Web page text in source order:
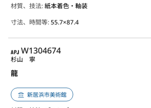
材質、技法:紙本着色・軸装
寸法、時間等:55.7×87.4
APJ
W1304674
龍
杉山 寧
新居浜市美術館